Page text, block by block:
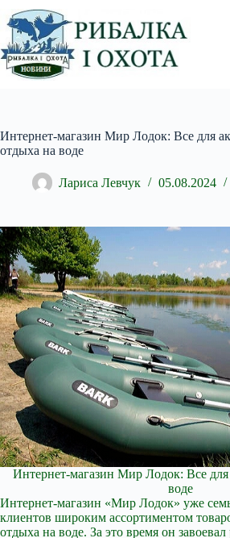
Перейти
до
вмісту
Интернет-магазин Мир Лодок: Все для
отдыха на воде
Лариса Левчук 05.08.2024
Интернет-магазин Мир Лодок: Все для
воде
Интернет-магазин «Мир Лодок» уже
клиентов широким ассортиментом
отдыха на воде. За это время он